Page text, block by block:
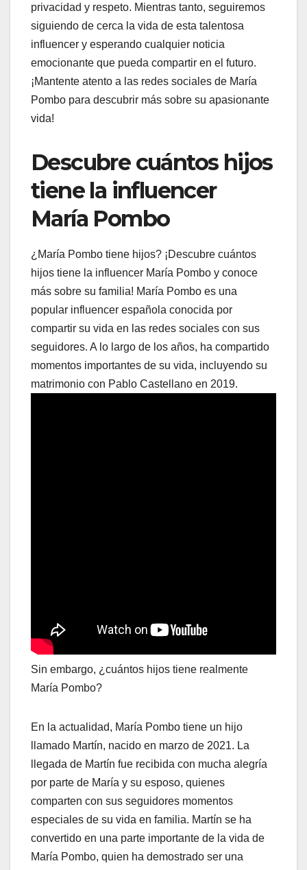
privacidad y respeto. Mientras tanto, seguiremos
siguiendo de cerca la vida de esta talentosa
influencer y esperando cualquier noticia
emocionante que pueda compartir en el futuro.
¡Mantente atento a las redes sociales de María
Pombo para descubrir más sobre su apasionante
vida!
Descubre cuántos hijos
tiene la influencer
María Pombo
¿María Pombo tiene hijos? ¡Descubre cuántos
hijos tiene la influencer María Pombo y conoce
más sobre su familia! María Pombo es una
popular influencer española conocida por
compartir su vida en las redes sociales con sus
seguidores. A lo largo de los años, ha compartido
momentos importantes de su vida, incluyendo su
matrimonio con Pablo Castellano en 2019.
Sin embargo, ¿cuántos hijos tiene realmente
María Pombo?
En la actualidad, María Pombo tiene un hijo
llamado Martín, nacido en marzo de 2021. La
llegada de Martín fue recibida con mucha alegría
por parte de María y su esposo, quienes
comparten con sus seguidores momentos
especiales de su vida en familia. Martín se ha
convertido en una parte importante de la vida de
María Pombo, quien ha demostrado ser una